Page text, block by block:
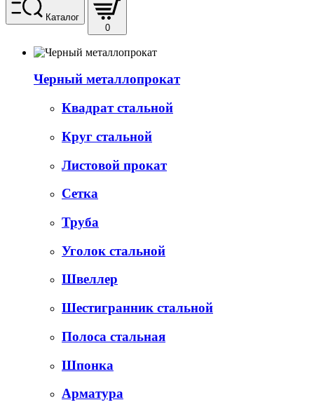
Каталог
0
Черный металлопрокат
Квадрат стальной
Круг стальной
Листовой прокат
Сетка
Труба
Уголок стальной
Швеллер
Шестигранник стальной
Полоса стальная
Шпонка
Арматура